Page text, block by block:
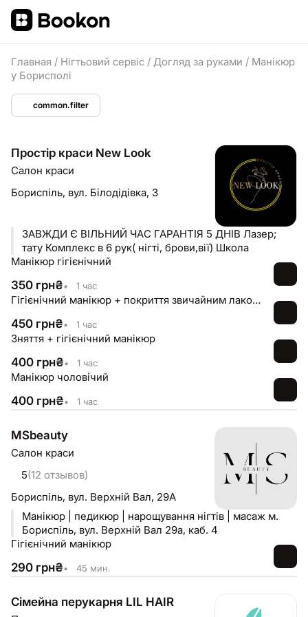
Главная / Нігтьовий сервіс / Догляд за руками / Манікюр
у Борисполі
common.filter
Простір краси New Look
Салон краси
Бориспіль, вул. Білодідівка, 3
ЗАВЖДИ Є ВІЛЬНИЙ ЧАС ГАРАНТІЯ 5 ДНІВ Лазер;
тату Комплекс в 6 рук( нігті, брови,вії) Школа
Манікюр гігієнічний
350 грн₴• 1 час
Гігієнічний манікюр + покриття звичайним лаком/ лікувальним лаком
450 грн₴• 1 час
Зняття + гігієнічний манікюр
400 грн₴• 1 час
Манікюр чоловічий
400 грн₴• 1 час
MSbeauty
Салон краси
5(12 отзывов)
Бориспіль, вул. Верхній Вал, 29А
Манікюр | педикюр | нарощування нігтів | масаж м.
Бориспіль, вул. Верхній Вал 29а, каб. 4
Гігієнічний манікюр
290 грн₴• 45 мин.
Сімейна перукарня LIL HAIR